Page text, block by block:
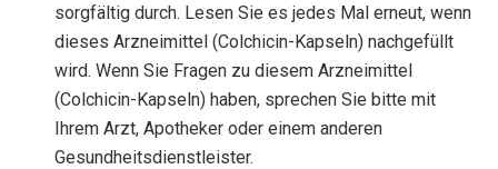
sorgfältig durch. Lesen Sie es jedes Mal erneut, wenn
dieses Arzneimittel (Colchicin-Kapseln) nachgefüllt
wird. Wenn Sie Fragen zu diesem Arzneimittel
(Colchicin-Kapseln) haben, sprechen Sie bitte mit
Ihrem Arzt, Apotheker oder einem anderen
Gesundheitsdienstleister.